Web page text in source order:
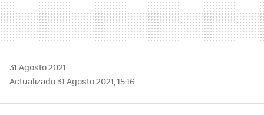
31 Agosto 2021
Actualizado 31 Agosto 2021, 15:16